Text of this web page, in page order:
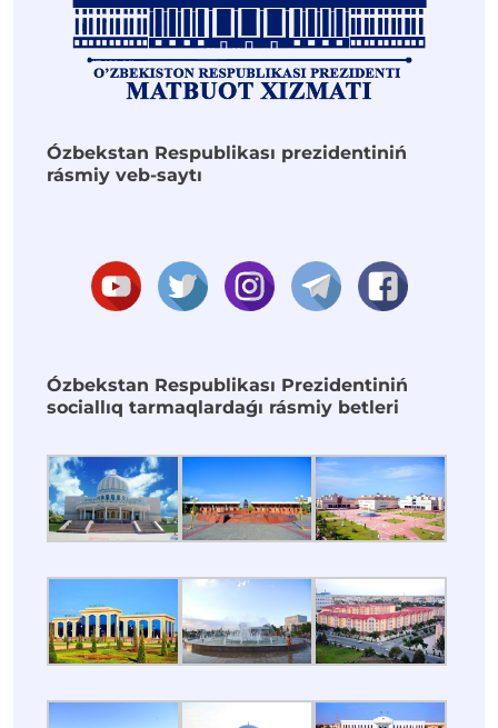
Ózbekstan Respublikası prezidentiniń
rásmiy veb-saytı
Ózbekstan Respublikası Prezidentiniń
sociallıq tarmaqlardaǵı rásmiy betleri